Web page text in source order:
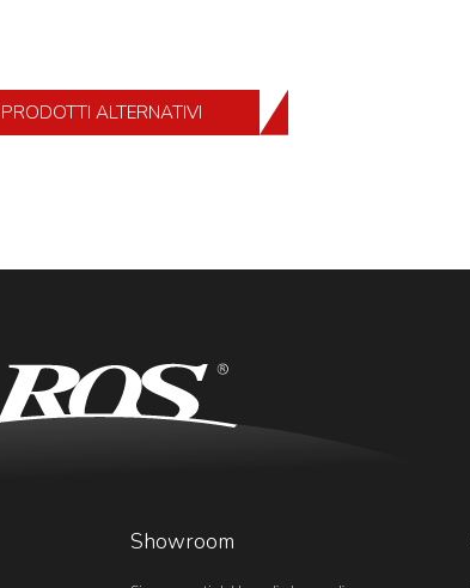
PRODOTTI ALTERNATIVI
Showroom